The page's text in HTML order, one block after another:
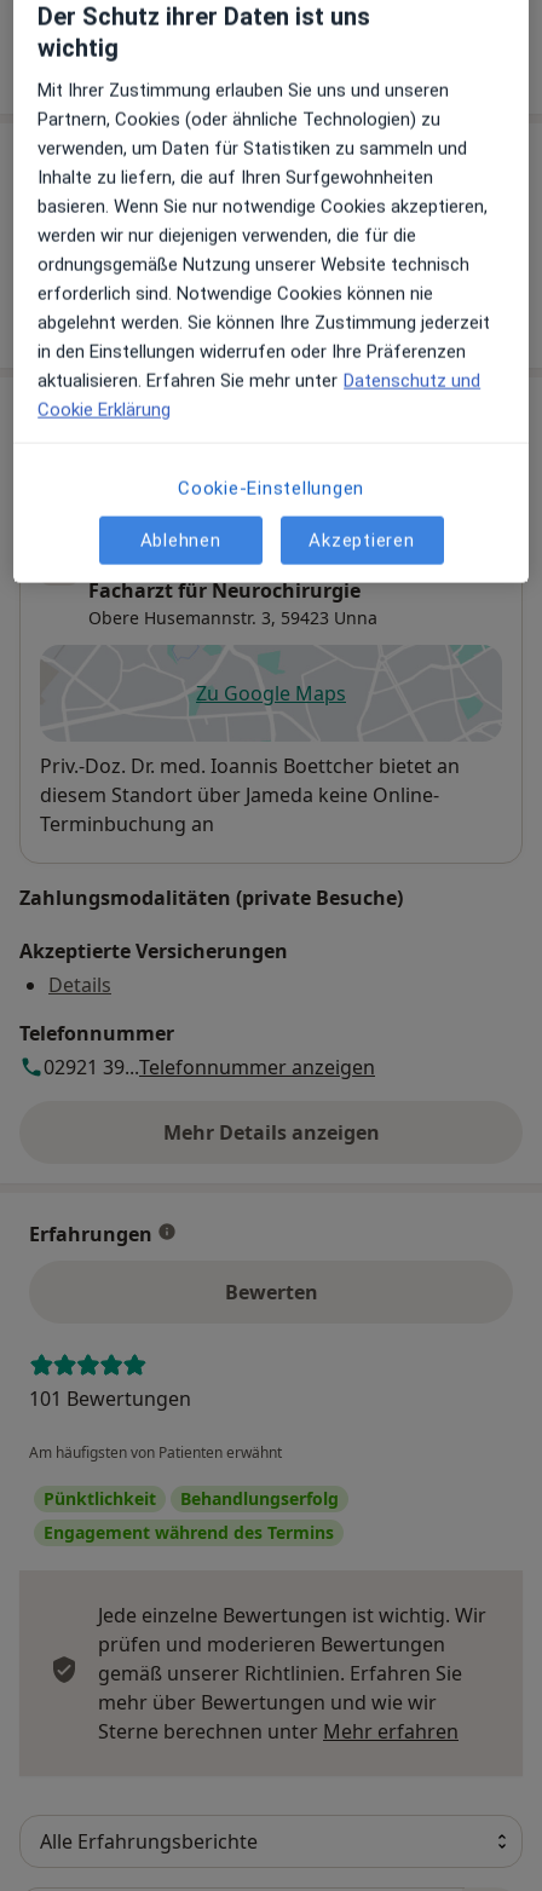
über Erfahrungen
Leistungen & Kosten
Andere Leistungen
Schmerztherapie
Wie funktioniert die Preisbildung?
Praxen (2)
Praxis PD Dr.med. Ioannis Boettcher
Facharzt für Neurochirurgie
Obere Husemannstr. 3, 59423 Unna
Zu Google Mapsöffnet in einer neuen
Verfügbarkeit
Priv.-Doz. Dr. med. Ioannis Boettcher bietet an
diesem Standort über Jameda keine Online-
Terminbuchung an
Zahlungsmodalitäten (private Besuche)
Akzeptierte Versicherungen
Details
Telefonnummer
02921 39...Telefonnummer anzeigen
Mehr Details anzeigen
über die Adresse
Erfahrungen
Bewerten
101 Bewertungen
Am häufigsten von Patienten erwähnt
Pünktlichkeit
Behandlungserfolg
Engagement während des Termins
Jede einzelne Bewertungen ist wichtig. Wir
prüfen und moderieren Bewertungen
gemäß unserer Richtlinien. Erfahren Sie
mehr über Bewertungen und wie wir
Sterne berechnen unter Mehr erfahren
Der Schutz ihrer Daten ist uns
wichtig
Mit Ihrer Zustimmung erlauben Sie uns und unseren
Partnern, Cookies (oder ähnliche Technologien) zu
verwenden, um Daten für Statistiken zu sammeln und
Inhalte zu liefern, die auf Ihren Surfgewohnheiten
basieren. Wenn Sie nur notwendige Cookies akzeptieren,
werden wir nur diejenigen verwenden, die für die
ordnungsgemäße Nutzung unserer Website technisch
erforderlich sind. Notwendige Cookies können nie
abgelehnt werden. Sie können Ihre Zustimmung jederzeit
in den Einstellungen widerrufen oder Ihre Präferenzen
aktualisieren. Erfahren Sie mehr unter Datenschutz und
Cookie Erklärung
Cookie-Einstellungen
Ablehnen Akzeptieren